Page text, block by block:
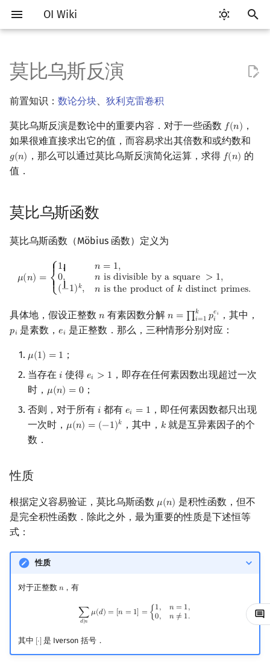
OI Wiki
在
初
始
化
搜
索
擎
Getting Started
如何参与
OI Wiki 不是什么
镜像站列表
致谢
比赛相关简介
题型
学习路线
常见错误
工具软件简介
VS Code
Dev-C++
CLion
Xcode
GUIDE
Code::Blocks
评测工具 Cena
命令行
WSL (Windows 10)
Special Judge
Testlib
Generator
OJ 工具
LaTeX 入门
语言基础简介
变量
文件操作
C++ 标准库 STL 算法
C++ 进阶
值类别
Lambda 表达式
pb_ds
Python 速成
Java 进阶
算法基础简介
枚举
模拟
冒泡排序
归并排序
堆排序
希尔排序
锦标赛排序
排序应用
前缀和 & 差分
二分
构造
搜索部分简介
BFS（搜索）
双向搜索
迭代加深搜索
回溯法
Alpha–Beta 剪枝
优化
动态规划部分简介
记忆化搜索
背包 DP
数位 DP
计数 DP
动态 DP
概率 DP
DP 优化
斜率优化
其它 DP 方法
字符串部分简介
标准库
字符串匹配
前缀函数与 KMP 算法
Boyer–Moore 算法
Z 函数（扩展 KMP）
后缀数组 (SA)
后缀自动机 (SAM)
后缀平衡树
后缀树
Manacher
回文树
序列自动机
Lyndon 分解
数字系统简介
平衡三进制
格雷码
莫比乌斯函数
求法
莫比乌斯反演
参考文献
多项式与生成函数简介
快速傅里叶变换
快速数论变换
多项式牛顿迭代
多项式多点求值|快速插值
多项式初等函数
多项式平移|连续点值平移
符号化方法
Lagrange 反演
普通生成函数
指数生成函数
排列组合
容斥原理
斐波那契数列
伯努利数
Eulerian Number
分拆数
范德蒙德卷积
图论计数
线性代数简介
内积和外积
矩阵
线性映射
对角化
Jordan标准型
线性规划基础
基本概念
环论
域论
基本概念
随机变量
随机变量的数字特征
博弈论简介
零和游戏
非公平组合游戏
插值
高斯消元
牛顿迭代法
数据结构部分简介
队列
链表
配对堆
块状数据结构
块状链表
单调栈
ST 表
树状数组
线段树
李超线段树
Kinetic Tournament Tree
二叉搜索树 & 平衡树
Splay 树
AVL 树
红黑树
AA 树
跳表
可持久化数据结构
可持久化块状数组
树套树
线段树套平衡树
动态树
Euler Tour Tree
图论部分简介
图的存储
DFS（图论）
树的中心
虚树
树分治
AHU 算法
树哈希
有向无环图
最短路问题
k 短路
最小直径生成树
斯坦纳树
拆点
连通性相关
割点和桥
最小环
2-SAT
欧拉图
哈密顿图
平面图
最小割
二分图最大权匹配
计算几何部分简介
三维计算几何基础
距离
旋转卡壳
平面最近点对
随机增量法
反演变换
杂项简介
双指针
离线算法
整体二分
爬山算法
有限状态自动机
计算理论基础
约瑟夫问题
表达式求值
在一台机器上规划任务
Garsia–Wachs 算法
15-puzzle
Kahan 求和
珂朵莉树/颜色段均摊
RMQ
括号序列
线段树与离线询问
莫比乌斯反演
前置知识： 数论分块、 狄利克雷卷积
莫比乌斯反演是数论中的重要内容．对于一些函数 𝑓(𝑛)
f(n)
，
如果很难直接求出它的值，而容易求出其倍数和或约数和
𝑔(𝑛)
g(n) ，那么可以通过莫比乌斯反演简化运算，求得 𝑓(𝑛)
f(n)
的
值．
莫比乌斯函数
莫比乌斯函数（Möbius 函数）定义为
𝜇(𝑛) =
⎧{ {
⎨{ {
⎩
1, 𝑛 = 1,
0, 𝑛 is divisible by a square > 1,
(−1)𝑘, 𝑛 is the product of 𝑘 distinct primes.
1, 0, is divisible by a square
具体地，假设正整数 𝑛
n 有素因数分解 𝑛 = ∏𝑘
𝑖=1 𝑝𝑒𝑖
𝑖
n=∏ = 1kp iei ，其中，
𝑝𝑖
pi 是素数，𝑒𝑖
ei 是正整数．那么，三种情形分别对应：
𝜇(1) = 1
μ(1)= 1
；
当存在 𝑖
i 使得 𝑒𝑖 > 1
ei >1
，即存在任何素因数出现超过一次
时， 𝜇(𝑛) = 0
μ(n)= 0
；
否则，对于所有 𝑖
i 都有 𝑒𝑖 = 1
ei =1
，即任何素因数都只出现
一次时， 𝜇(𝑛) = (−1)𝑘
μ(n)= (− 1)k ，其中， 𝑘
k 就是互异素因子的个
数．
性质
根据定义容易验证，莫比乌斯函数 𝜇(𝑛)
μ(n) 是积性函数，但不
是完全积性函数．除此之外，最为重要的性质是下述恒等
式：
性质
对于正整数 𝑛
n，有
∑
𝑑∣𝑛
𝜇(𝑑) = [𝑛 = 1] = {1, 𝑛 = 1,
0, 𝑛 ≠ 1.
∑ ∣nμ = 1]= n =1 n≠1.
其中 [⋅]
[⋅] 是 Iverson 括号．